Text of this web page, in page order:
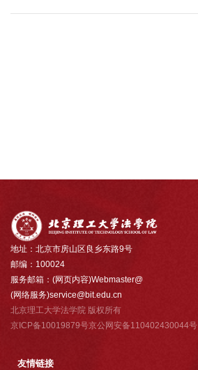
地址：北京市房山区良乡东路9号
邮编：100024
服务邮箱：(网页内容)Webmaster@
(网络服务)service@bit.edu.cn
北京理工大学法学院 版权所有
京ICP备10019879号京公网安备110402430044号
友情链接